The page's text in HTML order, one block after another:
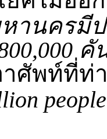
หานครมี
คั
าศัพท์ที่